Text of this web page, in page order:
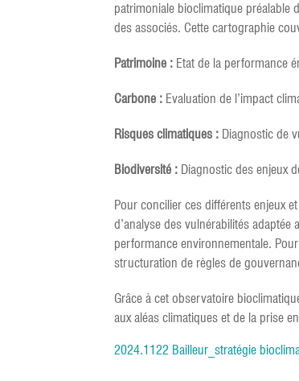
patrimoniale bioclimatique préalable
des associés. Cette cartographie
Patrimoine : Etat de la performance
Carbone : Evaluation de l’impact
Risques climatiques : Diagnostic de
Biodiversité : Diagnostic des enjeux
Pour concilier ces différents enjeux
d’analyse des vulnérabilités
performance environnementale.
structuration de règles de
Grâce à cet observatoire
aux aléas climatiques et de la prise
2024.1122 Bailleur_stratégie